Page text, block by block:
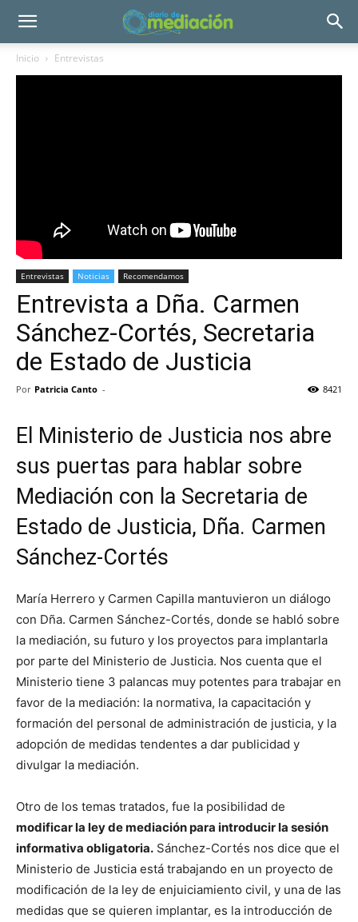
Inicio Entrevistas
Entrevistas Noticias Recomendamos
Entrevista a Dña. Carmen
Sánchez-Cortés, Secretaria
de Estado de Justicia
Por Patricia Canto - 8421
El Ministerio de Justicia nos abre
sus puertas para hablar sobre
Mediación con la Secretaria de
Estado de Justicia, Dña. Carmen
Sánchez-Cortés
María Herrero y Carmen Capilla mantuvieron un diálogo
con Dña. Carmen Sánchez-Cortés, donde se habló sobre
la mediación, su futuro y los proyectos para implantarla
por parte del Ministerio de Justicia. Nos cuenta que el
Ministerio tiene 3 palancas muy potentes para trabajar en
favor de la mediación: la normativa, la capacitación y
formación del personal de administración de justicia, y la
adopción de medidas tendentes a dar publicidad y
divulgar la mediación.
Otro de los temas tratados, fue la posibilidad de
modificar la ley de mediación para introducir la sesión
informativa obligatoria. Sánchez-Cortés nos dice que el
Ministerio de Justicia está trabajando en un proyecto de
modificación de la ley de enjuiciamiento civil, y una de las
medidas que se quieren implantar, es la introducción de